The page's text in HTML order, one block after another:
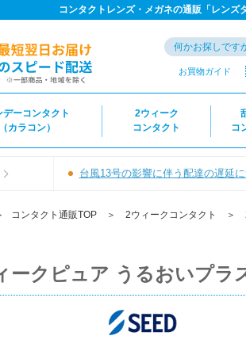
コンタクトレンズ・メガネの通販「レンズ
お買物ガイド
デーコンタクト
カラコン）
2ウィーク
コンタクト
コ
台風13号の影響に伴う配達の遅延
コンタクト通販TOP ＞ 2ウィークコンタクト ＞
ークピュア うるおいプ